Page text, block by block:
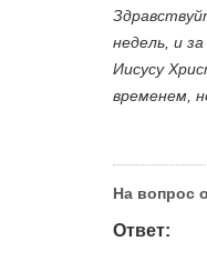
недель, и
Иисусу
временем,
На вопрос
Ответ: